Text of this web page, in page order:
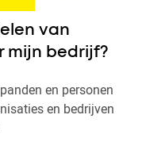
van
mijn bedrijf?
en personen
en bedrijven